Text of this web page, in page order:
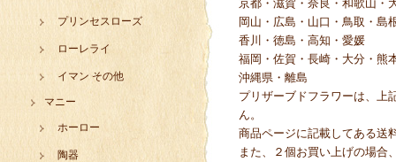
京都・滋賀・奈良・和歌山・
岡山・広島・山口・鳥取・島
香川・徳島・高知・愛媛
福岡・佐賀・長崎・大分・熊
沖縄県・離島
プリザーブドフラワーは、上
ん。
商品ページに記載してある送
また、２個お買い上げの場合
プリンセスローズ
ローレライ
イマン その他
マニー
ホーロー
陶器